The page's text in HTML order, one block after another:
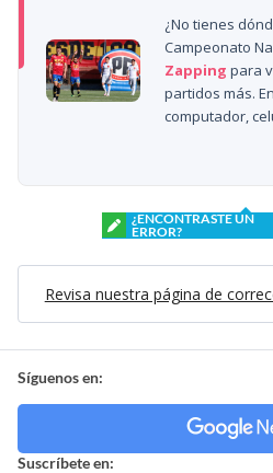
¿No tienes
Campeonato
Zapping para
partidos más.
computador,
¿ENCONTRASTE UN
ERROR?
Revisa nuestra página de
Síguenos en:
Suscríbete en: